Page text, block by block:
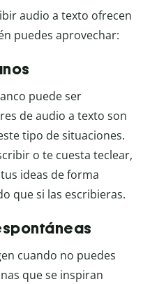
audio a texto ofrecen
puedes aprovechar:
puede ser
de audio a texto son
tipo de situaciones.
o te cuesta teclear,
ideas de forma
que si las escribieras.
cuando no puedes
que se inspiran